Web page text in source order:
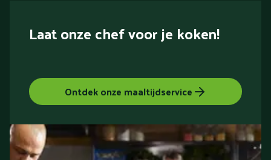
Laat onze chef voor je koken!
Ontdek onze maaltijdservice